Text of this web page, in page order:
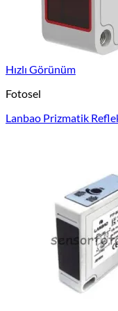
Hızlı Görünüm
Fotosel
Lanbao Prizmatik